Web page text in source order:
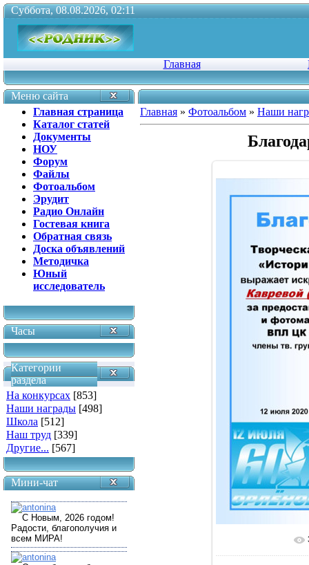
Суббота, 08.08.2026, 02:11
Главная
Меню сайта
Главная страница
Каталог статей
Документы
НОУ
Форум
Файлы
Фотоальбом
Эрудит
Радио Онлайн
Гостевая книга
Обратная связь
Доска объявлений
Методичка
Юный
исследователь
Часы
Категории
раздела
На конкурсах [853]
Наши награды [498]
Школа [512]
Наш труд [339]
Другие... [567]
Мини-чат
Главная » Фотоальбом » Наши
В